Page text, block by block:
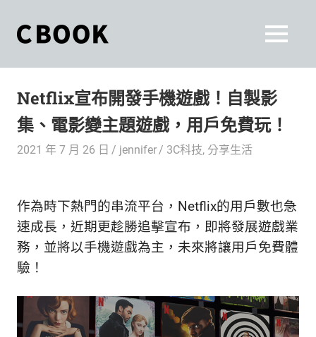
content
和
你
一
活
出
自
己
的
World.」
是
近
你/
妳
生
活
雜
最
MENU
Netflix宣布開發手機遊戲！自製影
集、電影變主題遊戲，用戶免費玩！
2021 年 7 月 26 日 jennifer 3C科技, 分享生活
作為時下熱門的串流平台，Netflix的用戶數也急
速成長，近期更趁勝追擊宣布，即將發展遊戲業
務，並將以手機遊戲為主，未來將讓用戶免費體
驗！